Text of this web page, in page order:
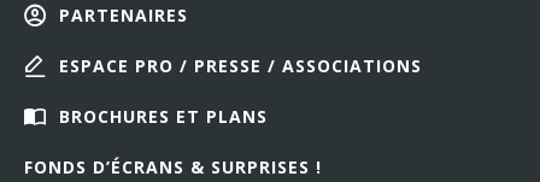
PARTENAIRES
ESPACE PRO / PRESSE / ASSOCIATIONS
BROCHURES ET PLANS
FONDS D’ÉCRANS & SURPRISES !